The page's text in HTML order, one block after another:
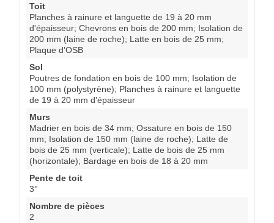
Toit
Planches à rainure et languette de 19 à 20 mm
d'épaisseur; Chevrons en bois de 200 mm; Isolation de
200 mm (laine de roche); Latte en bois de 25 mm;
Plaque d'OSB
Sol
Poutres de fondation en bois de 100 mm; Isolation de
100 mm (polystyrène); Planches à rainure et languette
de 19 à 20 mm d'épaisseur
Murs
Madrier en bois de 34 mm; Ossature en bois de 150
mm; Isolation de 150 mm (laine de roche); Latte de
bois de 25 mm (verticale); Latte de bois de 25 mm
(horizontale); Bardage en bois de 18 à 20 mm
Pente de toit
3°
Nombre de pièces
2